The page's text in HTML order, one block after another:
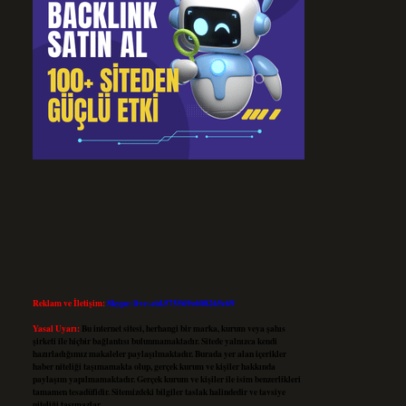
Reklam ve İletişim:Skype: live:.cid.575569c608265c69
Yasal Uyarı: Bu internet sitesi, herhangi bir marka, kurum veya şahıs
şirketi ile hiçbir bağlantısı bulunmamaktadır. Sitede yalnızca kendi
hazırladığımız makaleler paylaşılmaktadır. Burada yer alan içerikler
haber niteliği taşımamakta olup, gerçek kurum ve kişiler hakkında
paylaşım yapılmamaktadır. Gerçek kurum ve kişiler ile isim benzerlikleri
tamamen tesadüfidir. Sitemizdeki bilgiler taslak halindedir ve tavsiye